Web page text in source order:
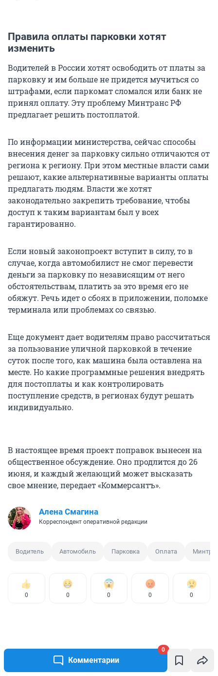
Комментарии
0
Правила оплаты парковки хотят
изменить
Водителей в России хотят освободить от платы за
парковку и им больше не придется мучиться со
штрафами, если паркомат сломался или банк не
принял оплату. Эту проблему Минтранс РФ
предлагает решить постоплатой.
По информации министерства, сейчас способы
внесения денег за парковку сильно отличаются от
региона к региону. При этом местные власти сами
решают, какие альтернативные варианты оплаты
предлагать людям. Власти же хотят
законодательно закрепить требование, чтобы
доступ к таким вариантам был у всех
гарантированно.
Если новый законопроект вступит в силу, то в
случае, когда автомобилист не смог перевести
деньги за парковку по независящим от него
обстоятельствам, платить за это время его не
обяжут. Речь идет о сбоях в приложении, поломке
терминала или проблемах со связью.
Еще документ дает водителям право рассчитаться
за пользование уличной парковкой в течение
суток после того, как машина была оставлена на
месте. Но какие программные решения внедрять
для постоплаты и как контролировать
поступление средств, в регионах будут решать
индивидуально.
В настоящее время проект поправок вынесен на
общественное обсуждение. Оно продлится до 26
июня, и каждый желающий может высказать
свое мнение, передает «Коммерсантъ».
Алена Смагина
Корреспондент оперативной редакции
Водитель Автомобиль Парковка Оплата
0 0 0 0 0